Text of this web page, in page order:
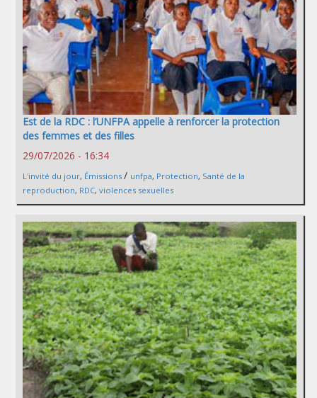
Est de la RDC : l’UNFPA appelle à renforcer la protection
des femmes et des filles
29/07/2026 - 16:34
L'invité du jour, Émissions / unfpa, Protection, Santé de la
reproduction, RDC, violences sexuelles